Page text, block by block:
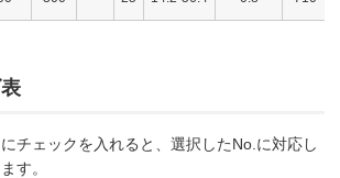
チェックを入れると、選択したNo.に対応し
す。